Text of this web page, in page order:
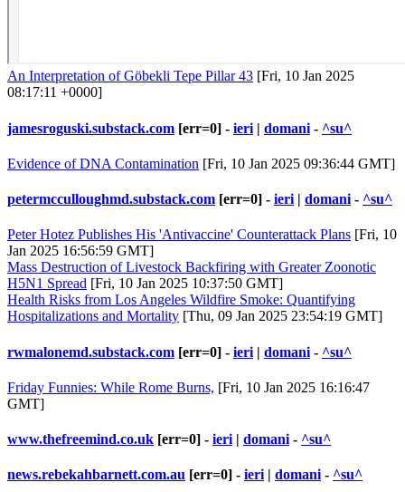
An Interpretation of Göbekli Tepe Pillar 43 [Fri, 10 Jan 2025
08:17:11 +0000]
jamesroguski.substack.com [err=0] - ieri | domani - ^su^
Evidence of DNA Contamination [Fri, 10 Jan 2025 09:36:44 GMT]
petermcculloughmd.substack.com [err=0] - ieri | domani - ^su^
Peter Hotez Publishes His 'Antivaccine' Counterattack Plans [Fri, 10
Jan 2025 16:56:59 GMT]
Mass Destruction of Livestock Backfiring with Greater Zoonotic
H5N1 Spread [Fri, 10 Jan 2025 10:37:50 GMT]
Health Risks from Los Angeles Wildfire Smoke: Quantifying
Hospitalizations and Mortality [Thu, 09 Jan 2025 23:54:19 GMT]
rwmalonemd.substack.com [err=0] - ieri | domani - ^su^
Friday Funnies: While Rome Burns, [Fri, 10 Jan 2025 16:16:47
GMT]
www.thefreemind.co.uk [err=0] - ieri | domani - ^su^
news.rebekahbarnett.com.au [err=0] - ieri| domani- ^su^